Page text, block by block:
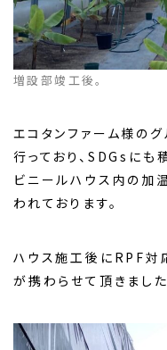
増設部竣工後。
エコタンファーム様の
行っており、SDGsにも
ビニールハウス内の加
われております。
ハウス施工後にRPF対
が携わらせて頂きました